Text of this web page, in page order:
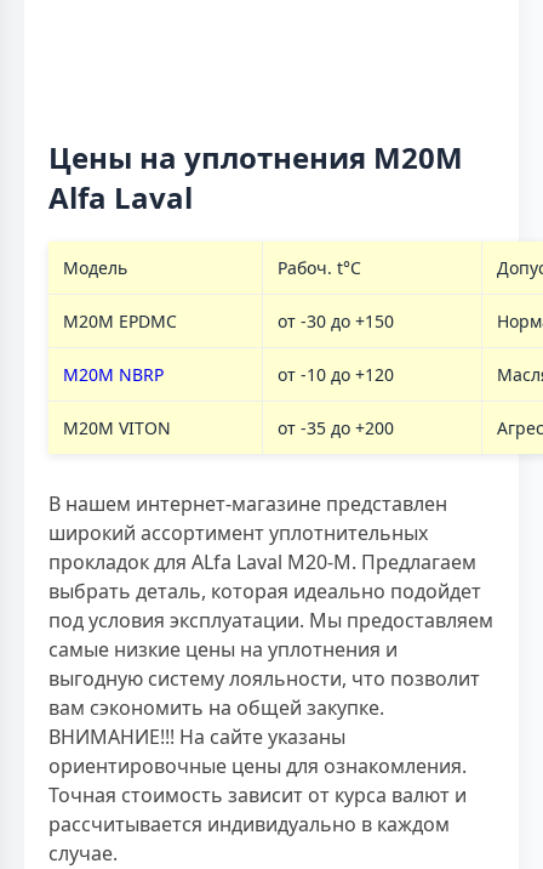
Цены на уплотнения M20M
Alfa Laval
Модель Рабоч. t°C
M20M EPDMC от -30 до +150
M20M NBRP от -10 до +120
M20M VITON от -35 до +200
В нашем интернет-магазине представлен
широкий ассортимент уплотнительных
прокладок для ALfa Laval M20-M. Предлагаем
выбрать деталь, которая идеально подойдет
под условия эксплуатации. Мы предоставляем
самые низкие цены на уплотнения и
выгодную систему лояльности, что позволит
вам сэкономить на общей закупке.
ВНИМАНИЕ!!! На сайте указаны
ориентировочные цены для ознакомления.
Точная стоимость зависит от курса валют и
рассчитывается индивидуально в каждом
случае.